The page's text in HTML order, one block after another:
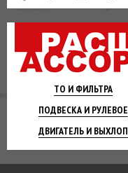
ТО И ФИЛЬТРА
ПОДВЕСКА И РУЛЕВОЕ
ДВИГАТЕЛЬ И ВЫХЛОП